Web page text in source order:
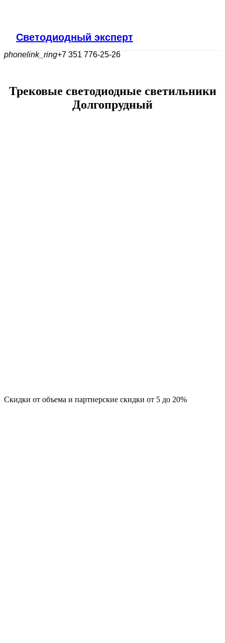
Светодиодный эксперт
phonelink_ring+7 351 776-25-26
Трековые светодиодные светильники
Долгопрудный
Скидки от объема и партнерские скидки от 5 до 20%